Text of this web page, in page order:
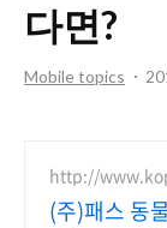
다면?
Mobile topics
http://
(주)패스 동